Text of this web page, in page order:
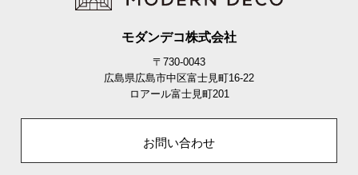
モダンデコ株式会社
〒730-0043
広島県広島市中区富士見町16-22
ロアール富士見町201
お問い合わせ